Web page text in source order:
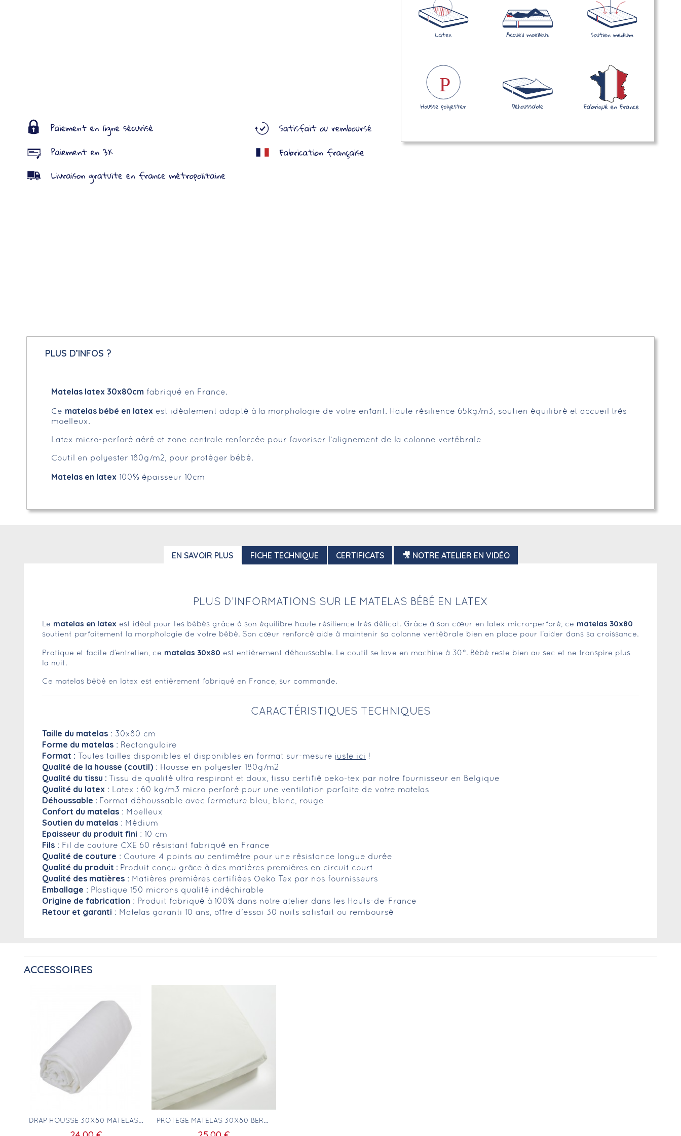
PLUS D’INFOS ?
Matelas latex 30x80cm fabriqué en France.
Ce matelas bébé en latex est idéalement adapté à la morphologie de votre enfant. Haute résilience 65kg/m3, soutien équilibré et accueil très
moelleux.
Latex micro-perforé aéré et zone centrale renforcée pour favoriser l’alignement de la colonne vertébrale
Coutil en polyester 180g/m2, pour protéger bébé.
Matelas en latex 100% épaisseur 10cm
EN SAVOIR PLUS FICHE TECHNIQUE CERTIFICATS 🎥 NOTRE ATELIER EN VIDÉO
PLUS D’INFORMATIONS SUR LE MATELAS BÉBÉ EN LATEX
Le matelas en latex est idéal pour les bébés grâce à son équilibre haute résilience très délicat. Grâce à son cœur en latex micro-perforé, ce matelas 30x80
soutient parfaitement la morphologie de votre bébé. Son cœur renforcé aide à maintenir sa colonne vertébrale bien en place pour l’aider dans sa croissance.
Pratique et facile d’entretien, ce matelas 30x80 est entièrement déhoussable. Le coutil se lave en machine à 30°. Bébé reste bien au sec et ne transpire plus
la nuit.
Ce matelas bébé en latex est entièrement fabriqué en France, sur commande.
CARACTÉRISTIQUES TECHNIQUES
Taille du matelas : 30x80 cm
Forme du matelas : Rectangulaire
Format : Toutes tailles disponibles et disponibles en format sur-mesure juste ici !
Qualité de la housse (coutil) : Housse en polyester 180g/m2
Qualité du tissu : Tissu de qualité ultra respirant et doux, tissu certifié oeko-tex par notre fournisseur en Belgique
Qualité du latex : Latex : 60 kg/m3 micro perforé pour une ventilation parfaite de votre matelas
Déhoussable : Format déhoussable avec fermeture bleu, blanc, rouge
Confort du matelas : Moelleux
Soutien du matelas : Médium
Epaisseur du produit fini : 10 cm
Fils : Fil de couture CXE 60 résistant fabriqué en France
Qualité de couture : Couture 4 points au centimètre pour une résistance longue durée
Qualité du produit : Produit conçu grâce à des matières premières en circuit court
Qualité des matières : Matières premières certifiées Oeko Tex par nos fournisseurs
Emballage : Plastique 150 microns qualité indéchirable
Origine de fabrication : Produit fabriqué à 100% dans notre atelier dans les Hauts-de-France
Retour et garanti : Matelas garanti 10 ans, offre d'essai 30 nuits satisfait ou remboursé
ACCESSOIRES
Aperçu rapide DRAP HOUSSE 30X80 MATELAS RECTANGULAIRE Aperçu rapide PROTÈGE MATELAS 30X80 BERCEAU RECTANGULAIRE